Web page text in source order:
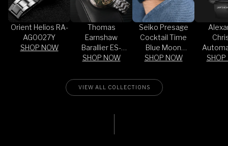
Orient Helios RA-
AG0027Y
SHOP NOW
Thomas
Earnshaw
Barallier ES-
8266-77
SHOP NOW
Seiko Presage
Cocktail Time
Blue Moon
SSA405J1
SHOP NOW SHOP
VIEW ALL COLLECTIONS